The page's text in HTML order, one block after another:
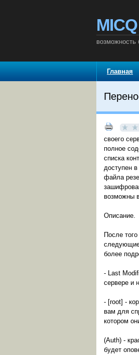
MICQ
Главная
своего
полное
списка
доступен
файла
возможны
Описание.
После
следующие
более
- Last
сервере и
- [root] -
вам для
котором
(Auth) -
будет